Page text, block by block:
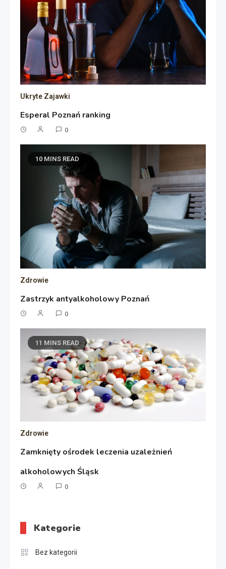
Ukryte Zajawki
Esperal Poznań ranking
0
10 MINS READ
Zdrowie
Zastrzyk antyalkoholowy Poznań
0
11 MINS READ
Zdrowie
Zamknięty ośrodek leczenia uzależnień
alkoholowych Śląsk
0
Kategorie
Bez kategorii